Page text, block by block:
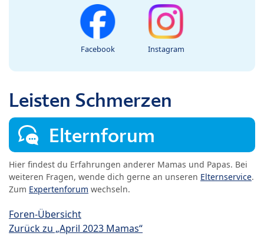
Facebook Instagram
Leisten Schmerzen
Elternforum
Hier findest du Erfahrungen anderer Mamas und Papas. Bei
weiteren Fragen, wende dich gerne an unseren Elternservice.
Zum Expertenforum wechseln.
Foren-Übersicht
Zurück zu „April 2023 Mamas“